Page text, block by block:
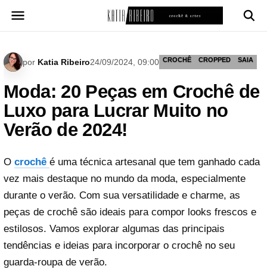
para
por Katia Ribeiro24/09/2024, 09:00 CROCHÊ CROPPED SAIA
Moda: 20 Peças em Crochê de
Luxo para Lucrar Muito no
Verão de 2024!
O crochê é uma técnica artesanal que tem ganhado cada
vez mais destaque no mundo da moda, especialmente
durante o verão. Com sua versatilidade e charme, as
peças de crochê são ideais para compor looks frescos e
estilosos. Vamos explorar algumas das principais
tendências e ideias para incorporar o crochê no seu
guarda-roupa de verão.